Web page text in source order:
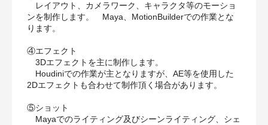
レイアウト、カメラワーク、キャラクタ等のモーショ
ンを制作します。 Maya、MotionBuilderでの作業とな
ります。
④エフェクト
3Dエフェクトを主に制作します。
Houdiniでの作業が主となりますが、AE等を使用した
2Dエフェクトも合わせて制作頂く場合があります。
⑤ショット
Mayaでのライティング及びシーンライティング、シェ